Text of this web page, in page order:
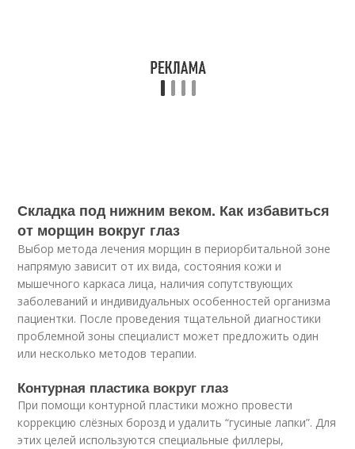
Складка под нижним веком. Как избавиться
от морщин вокруг глаз
Выбор метода лечения морщин в периорбитальной зоне
напрямую зависит от их вида, состояния кожи и
мышечного каркаса лица, наличия сопутствующих
заболеваний и индивидуальных особенностей организма
пациентки. После проведения тщательной диагностики
проблемной зоны специалист может предложить один
или несколько методов терапии.
Контурная пластика вокруг глаз
При помощи контурной пластики можно провести
коррекцию слёзных борозд и удалить “гусиные лапки”. Для
этих целей используются специальные филлеры,